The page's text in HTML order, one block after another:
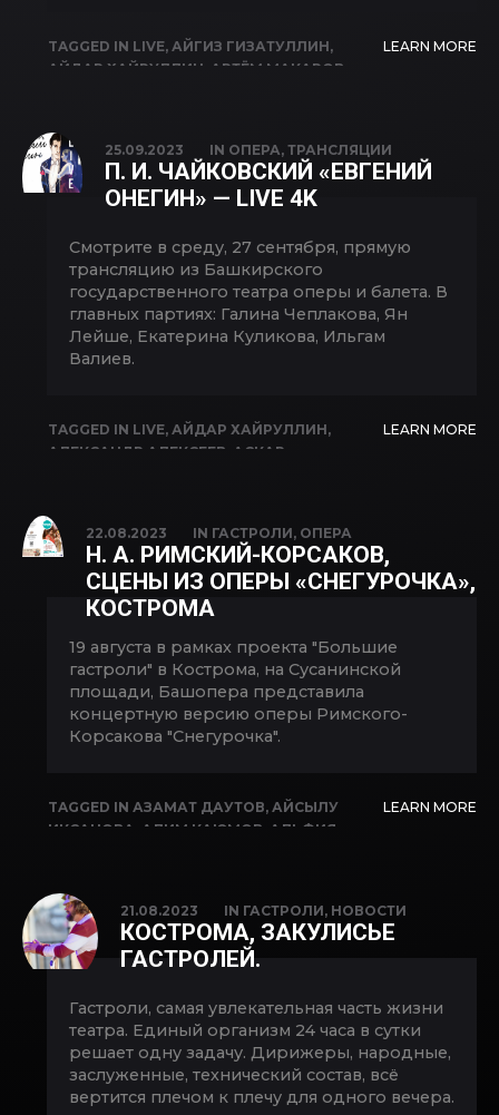
TAGGED IN LIVE, АЙГИЗ ГИЗАТУЛЛИН,
АЙДАР ХАЙРУЛЛИН
АРТЁМ МАКАРОВ
НАЗГУЛЬ ИБРАГИМОВА
САЛАВАТ КИЕКБАЕВ ,ЭЛИНА ИСЛАМОВА,
ЭЛЬВИРА ФАТЫХОВА
LEARN MORE
25.09.2023 IN ОПЕРА,ТРАНСЛЯЦИИ
П. И. ЧАЙКОВСКИЙ «ЕВГЕНИЙ
ОНЕГИН» — LIVE 4K
Смотрите в среду, 27 сентября, прямую
трансляцию из Башкирского
государственного театра оперы и балета. В
главных партиях: Галина Чеплакова, Ян
Лейше, Екатерина Куликова, Ильгам
Валиев.
TAGGED IN LIVE, АЙДАР ХАЙРУЛЛИН,
АЛЕКСАНДР АЛЕКСЕЕВ
АСКАР
ИЛЬГАМ ВАЛИЕВ
ОПЕРА,РИМ РАХИМОВ,ТАТЬЯНА
МАМЕДОВА , ЯН ЛЕЙШЕ
LEARN MORE
22.08.2023 IN ГАСТРОЛИ, ОПЕРА
Н. А. РИМСКИЙ-КОРСАКОВ,
СЦЕНЫ ИЗ ОПЕРЫ «СНЕГУРОЧКА»,
КОСТРОМА
19 августа в рамках проекта "Большие
гастроли" в Кострома, на Сусанинской
площади, Башопера представила
концертную версию оперы Римского-
Корсакова "Снегурочка".
TAGGED IN АЗАМАТ ДАУТОВ, АЙСЫЛУ
ИКСАНОВА
АЛИМ КАЮМОВ
АЛЬФИЯ
КУЛИКОВА
АХМЕТОВА,ЛЮБОВЬ БУТОРИНА,ОЛЕСЯ
МЕЗЕНЦЕВА,ОПЕРА,САЛАВАТ КИЕКБАЕВ,
СНЕГУРОЧКА,ФЕЛИКС КОРОБОВ
LEARN MORE
21.08.2023 IN ГАСТРОЛИ, НОВОСТИ
КОСТРОМА, ЗАКУЛИСЬЕ
ГАСТРОЛЕЙ.
Гастроли, самая увлекательная часть жизни
театра. Единый организм 24 часа в сутки
решает одну задачу. Дирижеры, народные,
заслуженные, технический состав, всё
вертится плечом к плечу для одного вечера.